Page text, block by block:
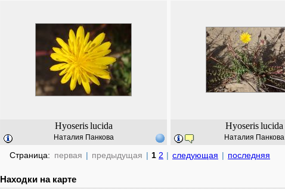
Hyoseris lucida
Наталия Панкова
Hyoseris lucida
Наталия Панкова
Страница: первая | предыдущая | 1 2 | следующая | последняя
Находки на карте